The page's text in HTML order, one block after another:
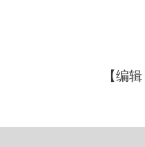
【编